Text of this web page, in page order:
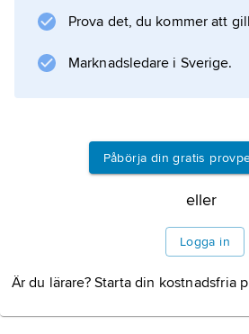
Prova det, du kommer att
Marknadsledare i Sverige.
Påbörja din gratis
eller
Logga in
Är du lärare? Starta din kostnadsfria